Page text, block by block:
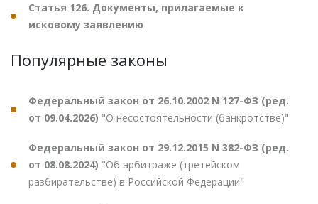
Статья 126. Документы, прилагаемые к
исковому заявлению
Популярные законы
Федеральный закон от 26.10.2002 N 127-ФЗ (ред.
от 09.04.2026) "О несостоятельности (банкротстве)"
Федеральный закон от 29.12.2015 N 382-ФЗ (ред.
от 08.08.2024) "Об арбитраже (третейском
разбирательстве) в Российской Федерации"